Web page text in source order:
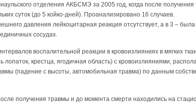
отделения АКБСМЭ за 2005 год, когда после
суток (до 5 койко-дней). Проанализировано 16 случаев.
давления лейкоцитарная реакция отсутствует, а в 3 –
сосудах.
воспалительной реакции в кровоизлияниях в мягких
крестца, ягодичная область) с кровоизлияниями,
(падение с высоты, автомобильная травма) по данным
получения травмы и до момента смерти находились на